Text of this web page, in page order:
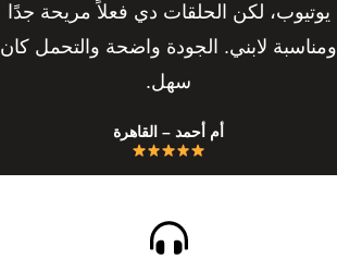
يوتيوب، لكن الحلقات دي فعلاً مريحة جدًا
ومناسبة لابني. الجودة واضحة والتحمل كان
سهل.
أم أحمد – القاهرة